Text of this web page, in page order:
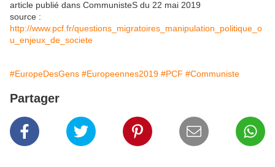
article publié dans CommunisteS du 22 mai 2019
source :
http://www.pcf.fr/questions_migratoires_manipulation_politique_o
u_enjeux_de_societe
#EuropeDesGens #Europeennes2019 #PCF #Communiste
Partager